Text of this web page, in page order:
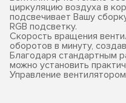
циркуляцию воздуха в
подсвечивает Вашу
RGB подсветку.
Скорость вращения
оборотов в минуту,
Благодаря стандартным
можно установить
Управление